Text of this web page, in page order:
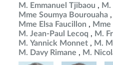
M. Emmanuel Tjibaou
M.
Mme Soumya Bourouaha
Mme Elsa Faucillon
M. Jean-Paul Lecoq
M.
M. Yannick Monnet
M.
M. Davy Rimane
M.